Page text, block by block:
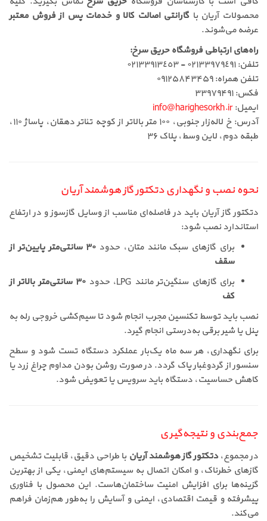
محصولات آریان باگارانتی اصالت کالا و خدمات پس از فروش معتبر
عرضه می‌شوند.
راه‌های ارتباطی فروشگاه حریق سرخ:
تلفن: ٠٢١٣٣٩٧٩٤٩١ - ٠٢١٣٣٩١٣٤٥٣
تلفن همراه: ۰۹۱۲۵۸۴۳۴۵۹
فکس: ۳۳۹۷۹۴۹۱
ایمیل:info@harighesorkh.ir
آدرس: خ لاله‌زار جنوبی، ۱۰۰ متر بالاتر از کوچه تئاتر دهقان، پاساژ ۱۱۰،
طبقه دوم، لاین وسط، پلاک ۳۶
نحوه نصب و نگهداری دتکتور گاز هوشمند آریان
دتکتور گاز آریان باید در فاصله‌ای مناسب از وسایل گازسوز و در ارتفاع
استاندارد نصب شود:
برای گازهای سبک مانند متان، حدود
۳۰ سانتی‌متر پایین‌تر از
سقف
برای گازهای سنگین‌تر مانند LPG، حدود
۳۰ سانتی‌متر بالاتر از
کف
نصب باید توسط تکنسین مجرب انجام شود تا سیم‌کشی خروجی رله به
پنل یا شیر برقی به‌درستی انجام گیرد.
برای نگهداری، هر سه ماه یک‌بار عملکرد دستگاه تست شود و سطح
سنسور از گردوغبار پاک گردد. در صورت روشن بودن مداوم چراغ زرد یا
کاهش حساسیت، دستگاه باید سرویس یا تعویض شود.
جمع‌بندی و نتیجه‌گیری
در مجموع،دتکتور گاز هوشمند آریان با طراحی دقیق، قابلیت تشخیص
گازهای خطرناک، و امکان اتصال به سیستم‌های ایمنی، یکی از بهترین
گزینه‌ها برای افزایش امنیت ساختمان‌هاست. این محصول با فناوری
پیشرفته و قیمت اقتصادی، ایمنی و آسایش را به‌طور هم‌زمان فراهم
می‌کند.